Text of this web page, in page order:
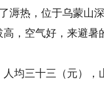
热，位于乌蒙山深
空气好，来避暑
三十三（元），